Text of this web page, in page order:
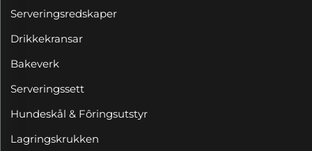
Serveringsredskaper
Drikkekransar
Bakeverk
Serveringssett
Hundeskål & Fôringsutstyr
Lagringskrukken